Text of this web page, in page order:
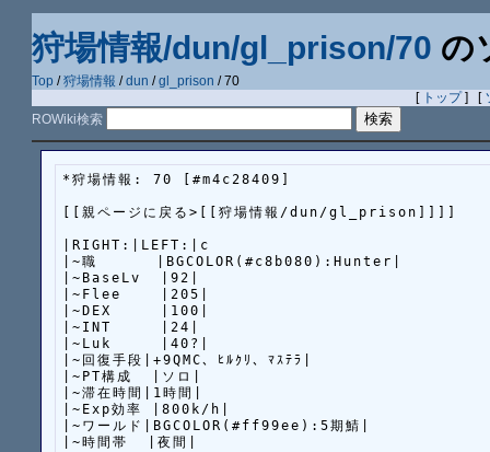
狩場情報/dun/gl_prison/70 の
Top /狩場情報 /dun /gl_prison / 70
[ トップ] [
ROWiki検索
*狩場情報: 70 [#m4c28409]
[[親ページに戻る>[[狩場情報/dun/gl_prison]]]]
|RIGHT:|LEFT:|c
|~職      |BGCOLOR(#c8b080):Hunter|
|~BaseLv  |92|
|~Flee    |205|
|~DEX     |100|
|~INT     |24|
|~Luk     |40?|
|~回復手段|+9QMC、ﾋﾙｸﾘ、ﾏｽﾃﾗ|
|~PT構成  |ソロ|
|~滞在時間|1時間|
|~Exp効率 |800k/h|
|~ワールド|BGCOLOR(#ff99ee):5期鯖|
|~時間帯  |夜間|